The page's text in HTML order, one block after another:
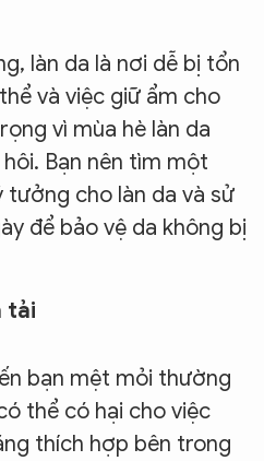
làn da là nơi dễ bị tổn
và việc giữ ẩm cho
vì mùa hè làn da
Bạn nên tìm một
tưởng cho làn da và sử
để bảo vệ da không bị
tải
bạn mệt mỏi thường
thể có hại cho việc
thích hợp bên trong